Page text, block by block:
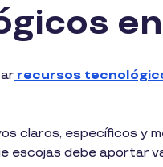
recursos
claros, específicos y
escojas debe aportar